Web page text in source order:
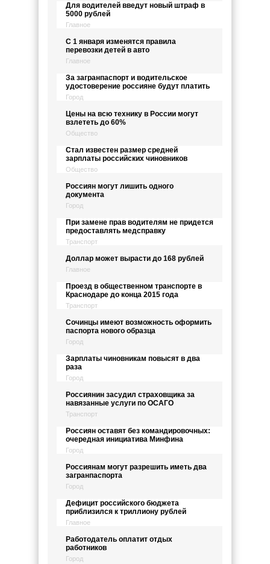
Для водителей введут новый штраф в
5000 рублей
Главное
С 1 января изменятся правила
перевозки детей в авто
Главное
За загранпаспорт и водительское
удостоверение россияне будут платить
Город
Цены на всю технику в России могут
взлететь до 60%
Общество
Стал известен размер средней
зарплаты российских чиновников
Общество
Россиян могут лишить одного
документа
Город
При замене прав водителям не придется
предоставлять медсправку
Транспорт
Доллар может вырасти до 168 рублей
Главное
Проезд в общественном транспорте в
Краснодаре до конца 2015 года
Транспорт
Сочинцы имеют возможность оформить
паспорта нового образца
Город
Зарплаты чиновникам повысят в два
раза
Город
Россиянин засудил страховщика за
навязанные услуги по ОСАГО
Транспорт
Россиян оставят без командировочных:
очередная инициатива Минфина
Город
Россиянам могут разрешить иметь два
загранпаспорта
Город
Дефицит российского бюджета
приблизился к триллиону рублей
Главное
Работодатель оплатит отдых
работников
Город